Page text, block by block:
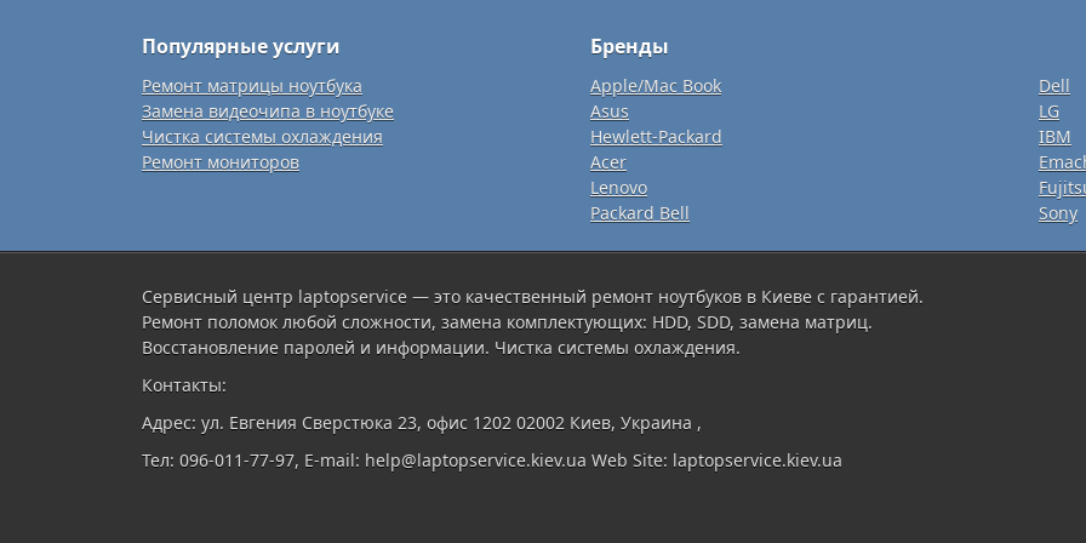
Популярные услуги Бренды
Ремонт матрицы ноутбука
Замена видеочипа в ноутбуке
Чистка системы охлаждения
Ремонт мониторов
Apple/Mac Book
Asus
Hewlett-Packard
Acer
Lenovo
Packard Bell
Dell
LG
IBM
Sony
Сервисный центр laptopservice — это качественный ремонт ноутбуков в Киеве с гарантией.
Ремонт поломок любой сложности, замена комплектующих: HDD, SDD, замена матриц.
Восстановление паролей и информации. Чистка системы охлаждения.
Контакты:
Адрес: ул. Евгения Сверстюка 23, офис 1202 02002 Киев, Украина ,
Тел: 096-011-77-97, E-mail: help@laptopservice.kiev.ua Web Site: laptopservice.kiev.ua